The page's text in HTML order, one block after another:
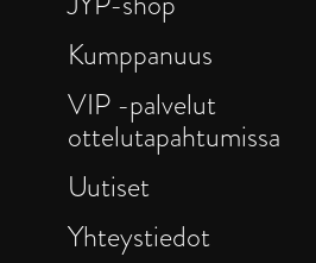
Kumppanuus
VIP -palvelut
ottelutapahtumissa
Uutiset
Yhteystiedot